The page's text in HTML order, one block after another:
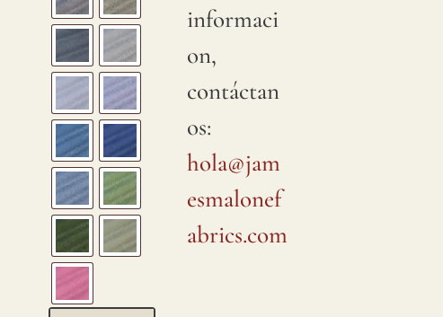
informaci
on,
contáctan
os:
hola@jam
esmalonef
abrics.com